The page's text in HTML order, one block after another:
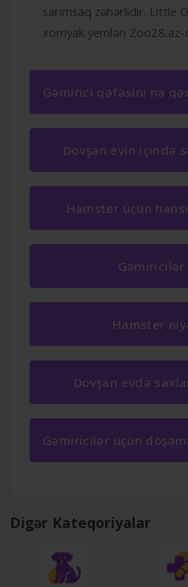
sarımsaq zəhərlidir. Little
xomyak yemləri
Gəmirici qəfəsini nə
Dovşan evin içində
Hamster üçün
Gəmiricilər
Hamster
Dovşan evdə
Gəmiricilər üçün
Digər Kateqoriyalar